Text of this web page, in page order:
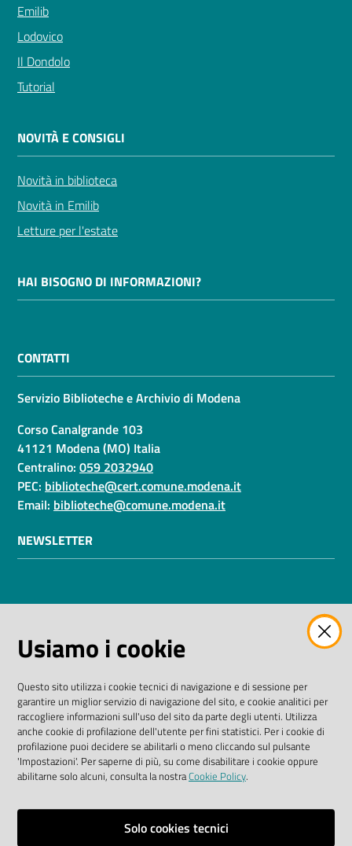
Emilib
Lodovico
Il Dondolo
Tutorial
NOVITÀ E CONSIGLI
Novità in biblioteca
Novità in Emilib
Letture per l'estate
HAI BISOGNO DI INFORMAZIONI?
CONTATTI
Servizio Biblioteche e Archivio di Modena
Corso Canalgrande 103
41121 Modena (MO) Italia
Centralino: 059 2032940
PEC: biblioteche@cert.comune.modena.it
Email: biblioteche@comune.modena.it
NEWSLETTER
I dati personali pubblicati sono riutilizzabili solo alle
2003/98/CE e dal D. Lgs. n. 36/2006
SEGUICI SU
Facebook Biblioteche
Instagram
TwitterYouTube
Scarica le app
Usiamo i cookie
Questo sito utilizza i cookie tecnici di navigazione e di sessione per
garantire un miglior servizio di navigazione del sito, e cookie analitici per
raccogliere informazioni sull'uso del sito da parte degli utenti. Utilizza
anche cookie di profilazione dell'utente per fini statistici. Per i cookie di
profilazione puoi decidere se abilitarli o meno cliccando sul pulsante
'Impostazioni'. Per saperne di più, su come disabilitare i cookie oppure
abilitarne solo alcuni, consulta la nostraCookie Policy.
Solo cookies tecnici